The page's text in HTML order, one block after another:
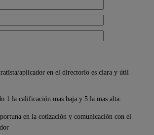
aplicador en el directorio es clara y útil
1 la calificación mas baja y 5 la mas alta:
en la cotización y comunicación con el